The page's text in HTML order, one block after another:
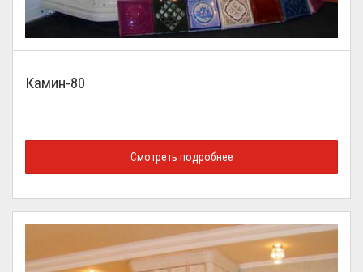
Камин-80
Смотреть подробнее